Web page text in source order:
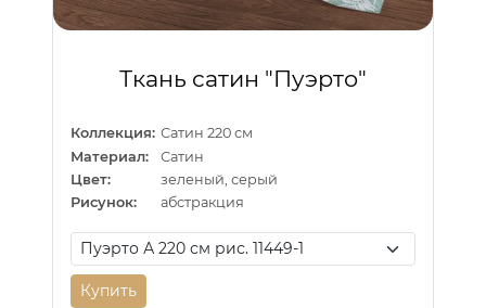
Ткань сатин "Пуэрто"
Коллекция: Сатин 220 см
Материал:
Сатин
Цвет:
зеленый, серый
Рисунок:
абстракция
Купить